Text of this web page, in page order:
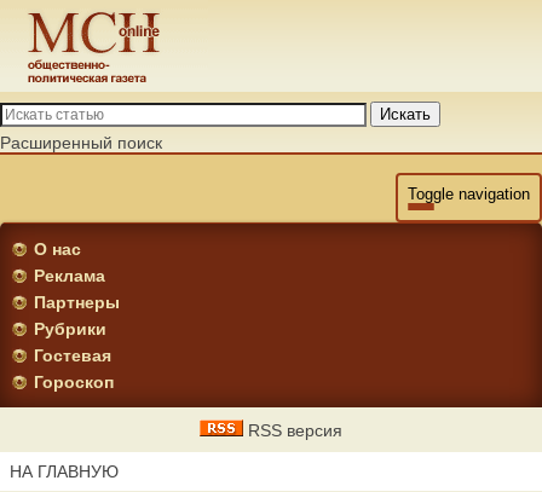
Искать
Расширенный поиск
Toggle navigation
О нас
Реклама
Партнеры
Рубрики
Гостевая
Гороскоп
RSS версия
НА ГЛАВНУЮ